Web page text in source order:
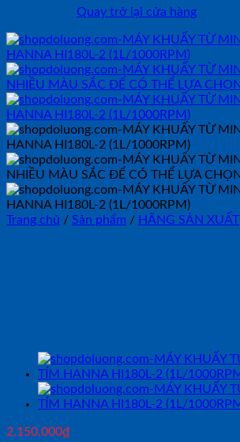
Quay trở lại cửa hàng
Trang chủ / Sản phẩm / HÃNG SẢN XUẤT
2,150,000₫